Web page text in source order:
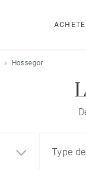
Hossegor
Type